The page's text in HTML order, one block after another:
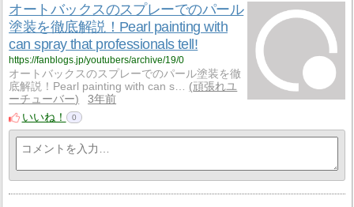
オートバックスのスプレーでのパール
塗装を徹底解説！Pearl painting with
can spray that professionals tell!
https://fanblogs.jp/youtubers/archive/19/0
オートバックスのスプレーでのパール塗装を徹
底解説！Pearl painting with can s…
頑張れユ
ーチューバー
3年前
いいね！
0